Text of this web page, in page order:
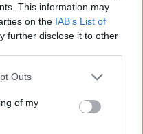
This information may
on the IAB’s List of
further disclose it to other
Outs
of my